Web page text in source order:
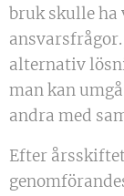
bruk skulle ha
alternativ
man kan
andra med
Efter